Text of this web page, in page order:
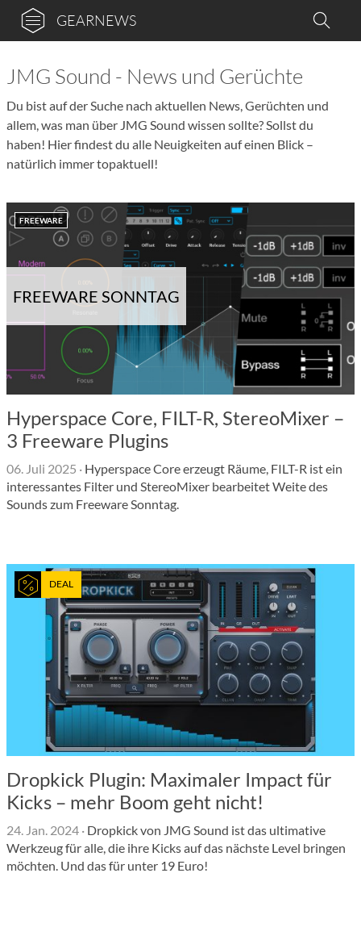
GEARNEWS
JMG Sound - News und Gerüchte
Du bist auf der Suche nach aktuellen News, Gerüchten und
allem, was man über JMG Sound wissen sollte? Sollst du
haben! Hier findest du alle Neuigkeiten auf einen Blick –
natürlich immer topaktuell!
FREEWARE SONNTAG
FREEWARE
Hyperspace Core, FILT-R, StereoMixer –
3 Freeware Plugins
06. Juli 2025 · Hyperspace Core erzeugt Räume, FILT-R ist ein
interessantes Filter und StereoMixer bearbeitet Weite des
Sounds zum Freeware Sonntag.
DEAL
Dropkick Plugin: Maximaler Impact für
Kicks – mehr Boom geht nicht!
24. Jan. 2024 · Dropkick von JMG Sound ist das ultimative
Werkzeug für alle, die ihre Kicks auf das nächste Level bringen
möchten. Und das für unter 19 Euro!